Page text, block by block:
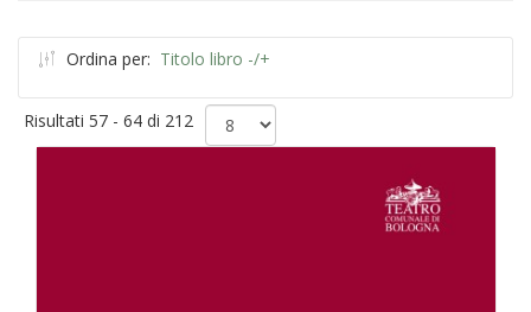
Ordina per: Titolo libro -/+
Risultati 57 - 64 di 212